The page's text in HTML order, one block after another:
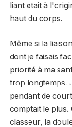
liant était à
haut du corps.
Même si la
dont je faisais
priorité à ma
trop longtemps.
pendant de
comptait le plus.
classeur, la